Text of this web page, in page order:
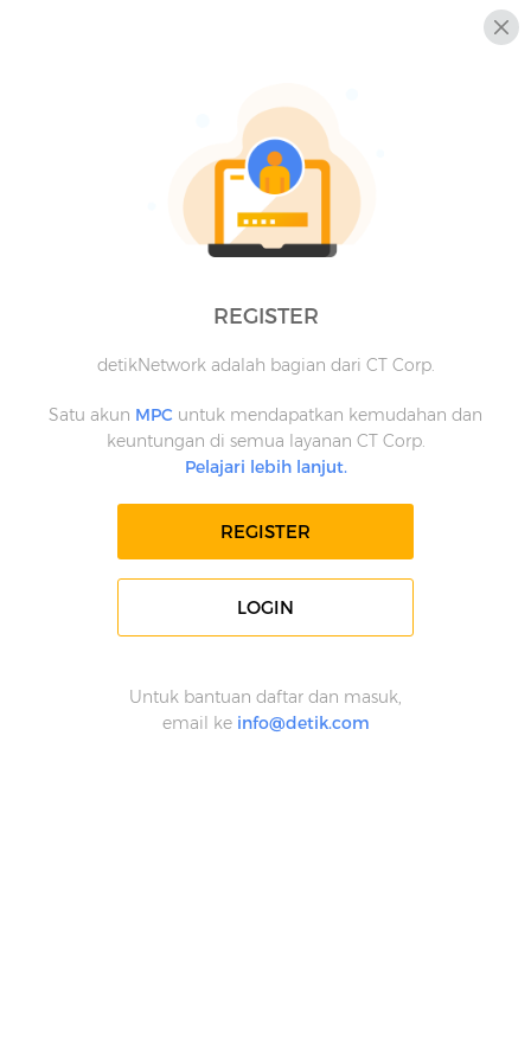
REGISTER
detikNetwork adalah bagian dari CT Corp.
Satu akun MPC untuk mendapatkan kemudahan dan
keuntungan di semua layanan CT Corp.
Pelajari lebih lanjut.
REGISTER
LOGIN
Untuk bantuan daftar dan masuk,
email ke info@detik.com